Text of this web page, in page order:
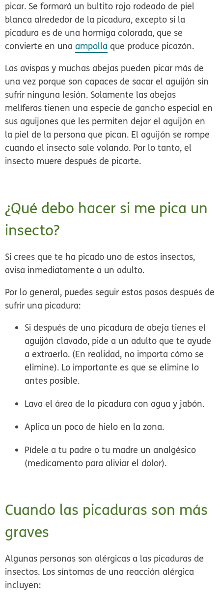
picar. Se formará un bultito rojo rodeado de piel
blanca alrededor de la picadura, excepto si la
picadura es de una hormiga colorada, que se
convierte en unaampolla que produce picazón.
Las avispas y muchas abejas pueden picar más de
una vez porque son capaces de sacar el aguijón sin
sufrir ninguna lesión. Solamente las abejas
melíferas tienen una especie de gancho especial en
sus aguijones que les permiten dejar el aguijón en
la piel de la persona que pican. El aguijón se rompe
cuando el insecto sale volando. Por lo tanto, el
insecto muere después de picarte.
¿Qué debo hacer si me pica un
insecto?
Si crees que te ha picado uno de estos insectos,
avisa inmediatamente a un adulto.
Por lo general, puedes seguir estos pasos después de
sufrir una picadura:
Si después de una picadura de abeja tienes el
aguijón clavado, pide a un adulto que te ayude
a extraerlo. (En realidad, no importa cómo se
elimine). Lo importantees que se elimine lo
antes posible.
Lava el área de la picadura con agua y jabón.
Aplica un poco de hielo en la zona.
Pídele a tu padre o tu madre un analgésico
(medicamento para aliviar el dolor).
Cuando las picaduras son más
graves
Algunas personas son alérgicas a las picaduras de
insectos. Los síntomas de una reacción alérgica
incluyen: